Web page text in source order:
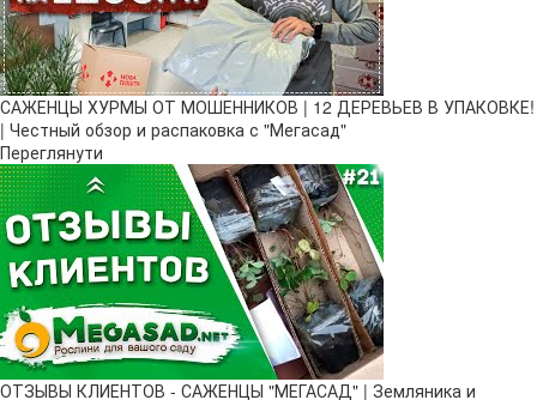
САЖЕНЦЫ ХУРМЫ ОТ МОШЕННИКОВ | 12 ДЕРЕВЬЕВ В УПАКОВКЕ!
| Честный обзор и распаковка с "Мегасад"
Переглянути
ОТЗЫВЫ КЛИЕНТОВ - САЖЕНЦЫ "МЕГАСАД" | Земляника и